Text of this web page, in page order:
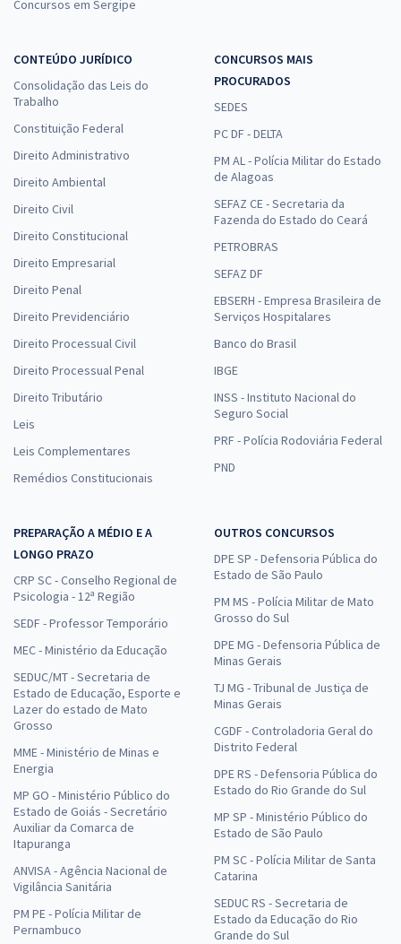
Concursos em Sergipe
CONTEÚDO JURÍDICO
Consolidação das Leis do
Trabalho
Constituição Federal
Direito Administrativo
Direito Ambiental
Direito Civil
Direito Constitucional
Direito Empresarial
Direito Penal
Direito Previdenciário
Direito Processual Civil
Direito Processual Penal
Direito Tributário
Leis
Leis Complementares
Remédios Constitucionais
CONCURSOS MAIS
PROCURADOS
SEDES
PC DF - DELTA
PM AL - Polícia Militar do Estado
de Alagoas
SEFAZ CE - Secretaria da
Fazenda do Estado do Ceará
PETROBRAS
SEFAZ DF
EBSERH - Empresa Brasileira de
Serviços Hospitalares
Banco do Brasil
IBGE
INSS - Instituto Nacional do
Seguro Social
PRF - Polícia Rodoviária Federal
PND
PREPARAÇÃO A MÉDIO E A
LONGO PRAZO
CRP SC - Conselho Regional de
Psicologia - 12ª Região
SEDF - Professor Temporário
MEC - Ministério da Educação
SEDUC/MT - Secretaria de
Estado de Educação, Esporte e
Lazer do estado de Mato
Grosso
MME - Ministério de Minas e
Energia
MP GO - Ministério Público do
Estado de Goiás - Secretário
Auxiliar da Comarca de
Itapuranga
ANVISA - Agência Nacional de
Vigilância Sanitária
PM PE - Polícia Militar de
Pernambuco
OUTROS CONCURSOS
DPE SP - Defensoria Pública do
Estado de São Paulo
PM MS - Polícia Militar de Mato
Grosso do Sul
DPE MG - Defensoria Pública de
Minas Gerais
TJ MG - Tribunal de Justiça de
Minas Gerais
CGDF - Controladoria Geral do
Distrito Federal
DPE RS - Defensoria Pública do
Estado do Rio Grande do Sul
MP SP - Ministério Público do
Estado de São Paulo
PM SC - Polícia Militar de Santa
Catarina
SEDUC RS - Secretaria de
Estado da Educação do Rio
Grande do Sul